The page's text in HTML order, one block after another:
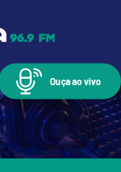
Ouça ao vivo